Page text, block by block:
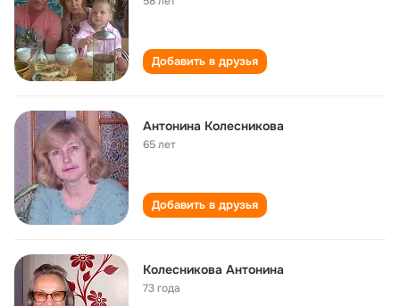
Добавить в друзья
Антонина Колесникова
65 лет
Добавить в друзья
Колесникова Антонина
73 года